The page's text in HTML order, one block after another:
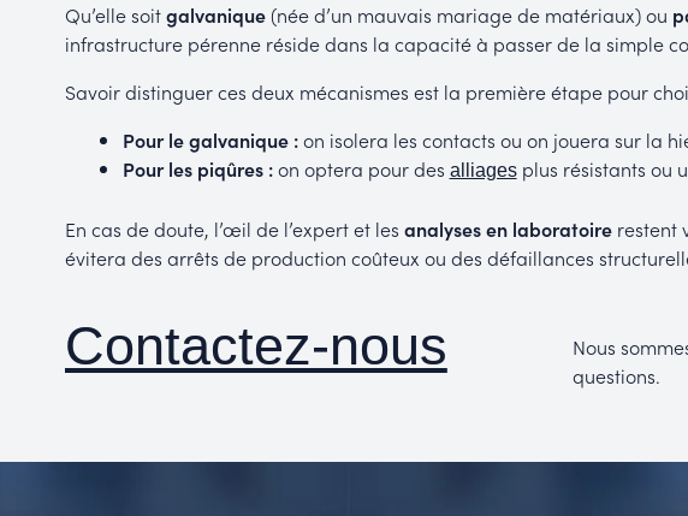
Qu’elle soitgalvanique(née d’un mauvais mariage de matériaux) ou
infrastructure pérenne réside dans la capacité à passer de la simple
Savoir distinguer ces deux mécanismes est la première étape pour
Pour le galvanique :on isolera les contacts ou on jouera sur la
Pour les piqûres :on optera pour des alliagesplus résistants ou
En cas de doute, l’œil de l’expert et les analyses en laboratoirerestent
évitera des arrêts de production coûteux ou des défaillances
Contactez-nous
Nous
questions.